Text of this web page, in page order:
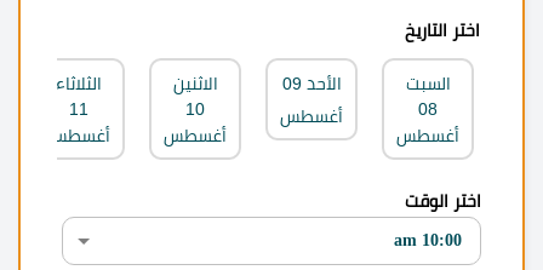
اختر التاريخ
السبت
08
أغسطس
الأحد 09
أغسطس
الاثنين
10
أغسطس
الثلاثاء
11
أغسطس
اختر الوقت